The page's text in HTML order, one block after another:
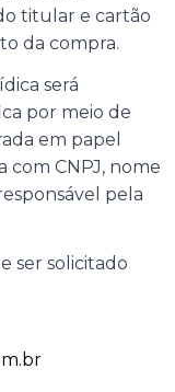
titular e cartão
da compra.
será
por meio de
em papel
com CNPJ, nome
pela
ser solicitado